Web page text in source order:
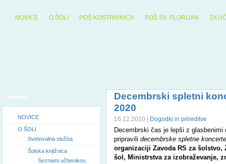
NOVICE O ŠOLI POŠ KOSTRIVNICA POŠ SV. FLORIJAN ZA
Vsebine
NOVICE
O ŠOLI
Svetovalna služba
Šolska knjižnica
Seznami učbenikov,
Decembrski spletni
2020
16.12.2020 | Dogodki in prireditve
Decembrski čas je lepši z
pripravili decembrske spletne
organizaciji Zavoda RS za šolstvo,
šol, Ministrstva za izobraževanje,